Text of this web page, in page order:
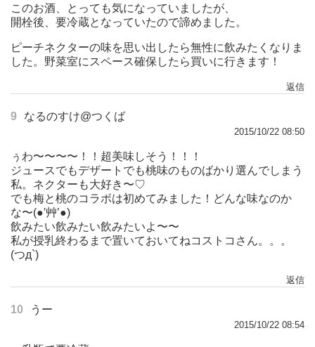
このお酒、とっても気になっていましたが、
開栓後、要冷蔵となっていたので諦めました。
ピーチネクターの味を思い出したら無性に飲みたくなりま
した。野菜室にスペース確保したら買いに行きます！
返信
9 なるのすけ@つくば
2015/10/22 08:50
ぅわ〜〜〜〜！！超美味しそう！！！
ジュースでもデザートでも桃味のものばかり選んでしまう
私。ネクターも大好き〜♡
でも梅と桃のコラボは初めてみました！どんな味なのか
な〜(●′艸’●)
飲みたい飲みたい飲みたいよ〜〜
私が授乳終わるまで置いておいてねコストコさん。。。
(つд`)
返信
10 うー
2015/10/22 08:54